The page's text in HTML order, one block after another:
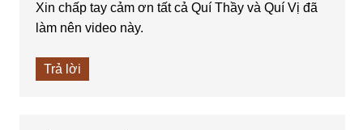
Xin chấp tay cảm ơn tất cả Quí Thầy và Quí Vị đã
làm nên video này.
Trả lời